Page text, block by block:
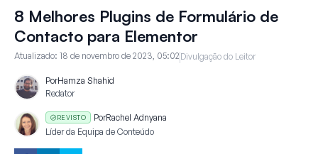
8 Melhores Plugins de Formulário de
Contacto para Elementor
Atualizado: 18 de novembro de 2023, 05:02 Divulgação do Leitor
PorHamza Shahid
Redator
REVISTO PorRachel Adnyana
Líder da Equipa de Conteúdo